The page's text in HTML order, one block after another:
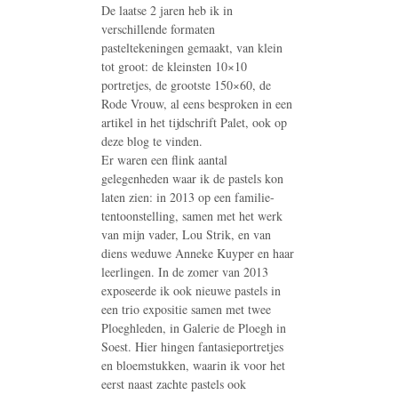
De laatse 2 jaren heb ik in
verschillende formaten
pasteltekeningen gemaakt, van klein
tot groot: de kleinsten 10×10
portretjes, de grootste 150×60, de
Rode Vrouw, al eens besproken in een
artikel in het tijdschrift Palet, ook op
deze blog te vinden.
Er waren een flink aantal
gelegenheden waar ik de pastels kon
laten zien: in 2013 op een familie-
tentoonstelling, samen met het werk
van mijn vader, Lou Strik, en van
diens weduwe Anneke Kuyper en haar
leerlingen. In de zomer van 2013
exposeerde ik ook nieuwe pastels in
een trio expositie samen met twee
Ploeghleden, in Galerie de Ploegh in
Soest. Hier hingen fantasieportretjes
en bloemstukken, waarin ik voor het
eerst naast zachte pastels ook